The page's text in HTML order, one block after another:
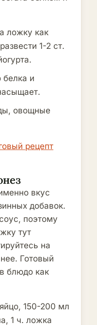
ложку как
1-2 ст.
белка и
овощные
рецепт
вкус
добавок.
поэтому
тут
на
Готовый
блюдо как
150-200 мл
1 ч. ложка